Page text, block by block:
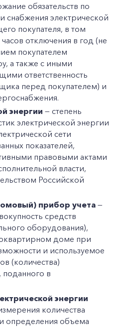
обязательств по
снабжения электрической
покупателя, в том
отключения в год (не
покупателем
а также с иными
ответственность
перед покупателем) и
энергии — степень
электрической энергии
сети
показателей,
правовыми актами
власти,
Российской
прибор учета —
средств
оборудования),
доме при
и используемое
(количества)
поданного в
энергии
количества
определения объема